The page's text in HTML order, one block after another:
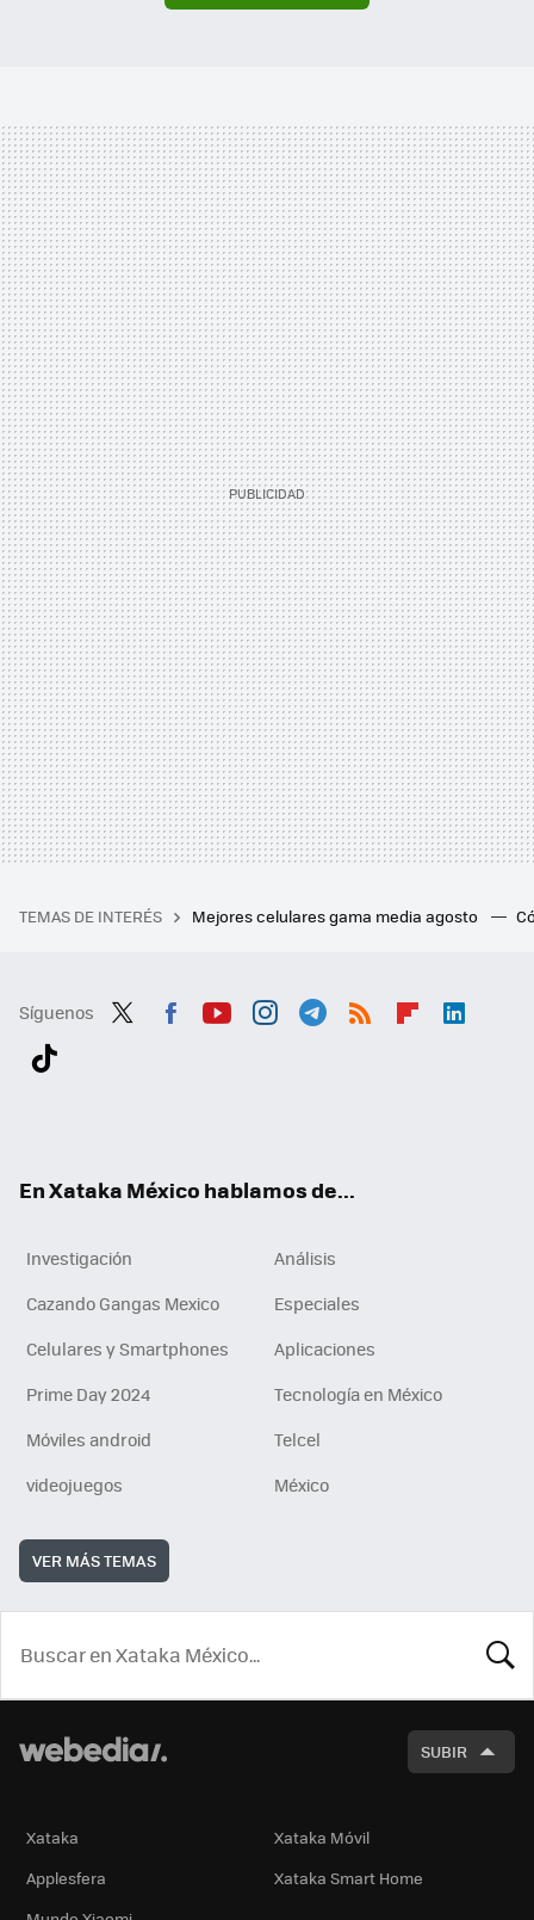
TEMAS DE INTERÉS Mejores celulares gama media agosto
Síguenos
En Xataka México hablamos de...
Investigación
Análisis
Cazando Gangas Mexico
Especiales
Celulares y Smartphones
Aplicaciones
Prime Day 2024
Tecnología en México
Móviles android
Telcel
videojuegos
México
VER MÁS TEMAS
SUBIR
Xataka
Xataka Móvil
Applesfera
Xataka Smart Home